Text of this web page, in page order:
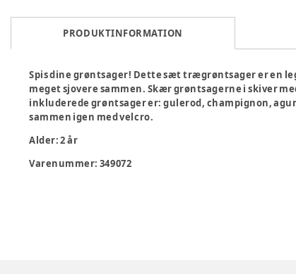
PRODUKTINFORMATION
Spis dine grøntsager! Dette sæt trægrøntsager er en
meget sjovere sammen. Skær grøntsagerne i skiver
inkluderede grøntsager er: gulerod, champignon,
sammen igen med velcro.
Alder:2 år
Varenummer: 349072